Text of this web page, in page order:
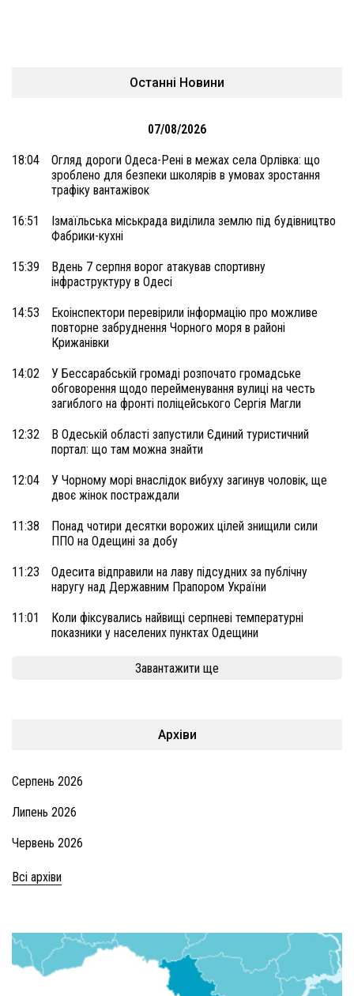
Останні Новини
07/08/2026
18:04
Огляд дороги Одеса-Рені в межах села Орлівка: що
зроблено для безпеки школярів в умовах зростання
трафіку вантажівок
16:51
Ізмаїльська міськрада виділила землю під будівництво
Фабрики-кухні
15:39
Вдень 7 серпня ворог атакував спортивну
інфраструктуру в Одесі
14:53
Екоінспектори перевірили інформацію про можливе
повторне забруднення Чорного моря в районі
Крижанівки
14:02
У Бессарабській громаді розпочато громадське
обговорення щодо перейменування вулиці на честь
загиблого на фронті поліцейського Сергія Магли
12:32
В Одеській області запустили Єдиний туристичний
портал: що там можна знайти
12:04
У Чорному морі внаслідок вибуху загинув чоловік, ще
двоє жінок постраждали
11:38
Понад чотири десятки ворожих цілей знищили сили
ППО на Одещині за добу
11:23
Одесита відправили на лаву підсудних за публічну
наругу над Державним Прапором України
11:01
Коли фіксувались найвищі серпневі температурні
показники у населених пунктах Одещини
Завантажити ще
Архіви
Серпень 2026
Липень 2026
Червень 2026
Всі архіви